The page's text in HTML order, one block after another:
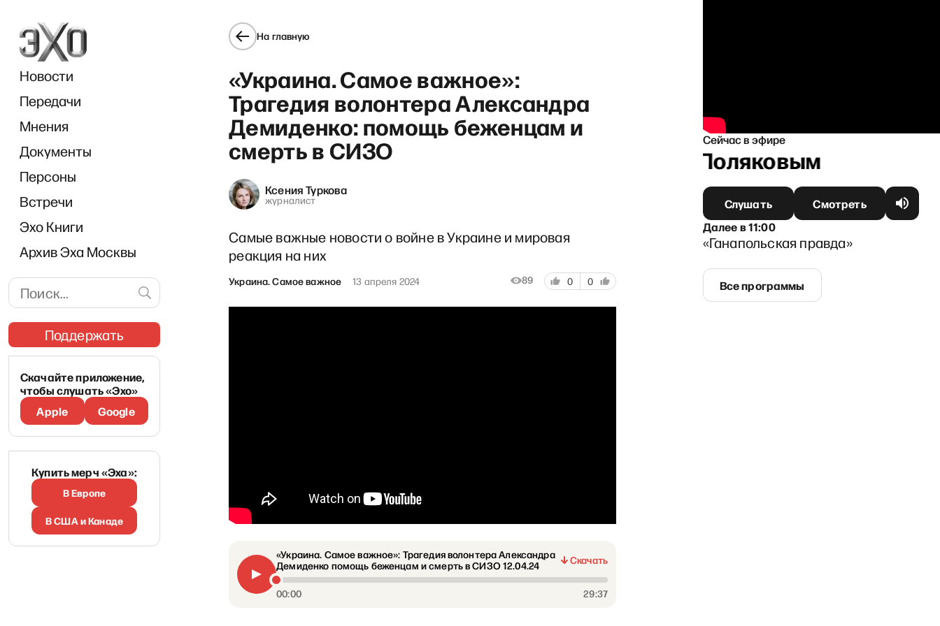
Новости
Передачи
Мнения
Документы
Персоны
Встречи
Эхо Книги
Архив Эха Москвы
Поддержать
Скачайте приложение,
чтобы слушать «Эхо»
Apple
Google
Купить мерч «Эха»:
В Европе
В США и Канаде
На главную
«Украина. Самое важное»:
Трагедия волонтера Александра
Демиденко: помощь беженцам и
смерть в СИЗО
Ксения Туркова
журналист
Самые важные новости о войне в Украине и мировая
реакция на них
Украина. Самое важное 13 апреля 2024 89 0 0
«Украина. Самое важное»: Трагедия волонтера Александра
Демиденко помощь беженцам и смерть в СИЗО 12.04.24
Скачать
00:00 29:37
Сейчас в эфире
Breakfast show с Максимом Поляковым
Слушать
Смотреть
Далеев11:00
«Ганапольская правда»
Все программы